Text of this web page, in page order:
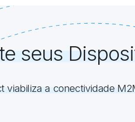
seus
viabiliza a conectividade